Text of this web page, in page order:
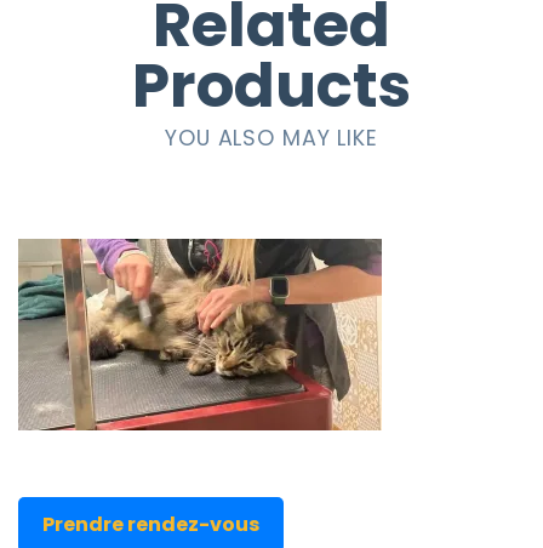
Related
Products
YOU ALSO MAY LIKE
Prendre rendez-vous